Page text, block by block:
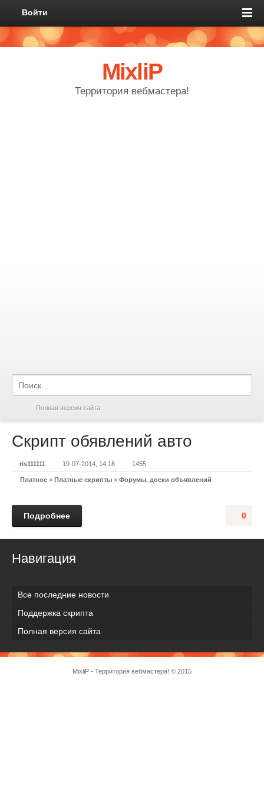
Войти
MixliP
Территория вебмастера!
Полная версия сайта
Скрипт обявлений авто
ris111111 19-07-2014, 14:18 1455
Платное » Платные скрипты » Форумы, доски объявлений
0
Подробнее
Навигация
Все последние новости
Поддержка скрипта
Полная версия сайта
MixliP - Территория вебмастера! © 2015